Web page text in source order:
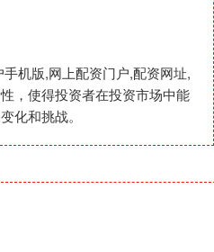
机版,网上配资门户,配资网址,
，使得投资者在投资市场中能
化和挑战。